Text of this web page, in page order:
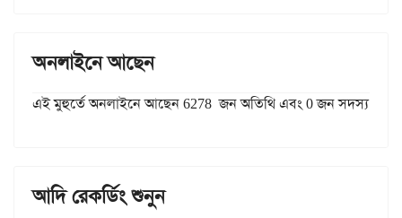
অনলাইনে আছেন
এই মুহুর্তে অনলাইনে আছেন 6278 জন অতিথি এবং 0 জন সদস্য
আদি রেকর্ডিং শুনুন